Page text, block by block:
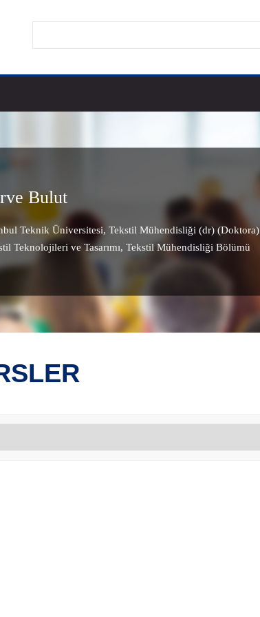
Bulut
Teknik Üniversitesi, Tekstil Mühendisliği (dr) (Doktora)
Teknolojileri ve Tasarımı, Tekstil Mühendisliği Bölümü